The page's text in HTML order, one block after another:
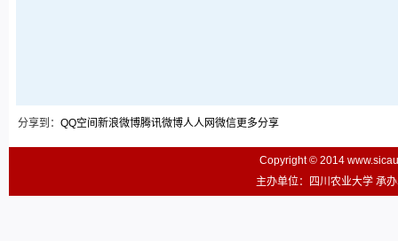
分享到： QQ空间 新浪微博腾讯微博人人网微信更多分享
Copyright © 2014
主办单位：四川农业大学 承